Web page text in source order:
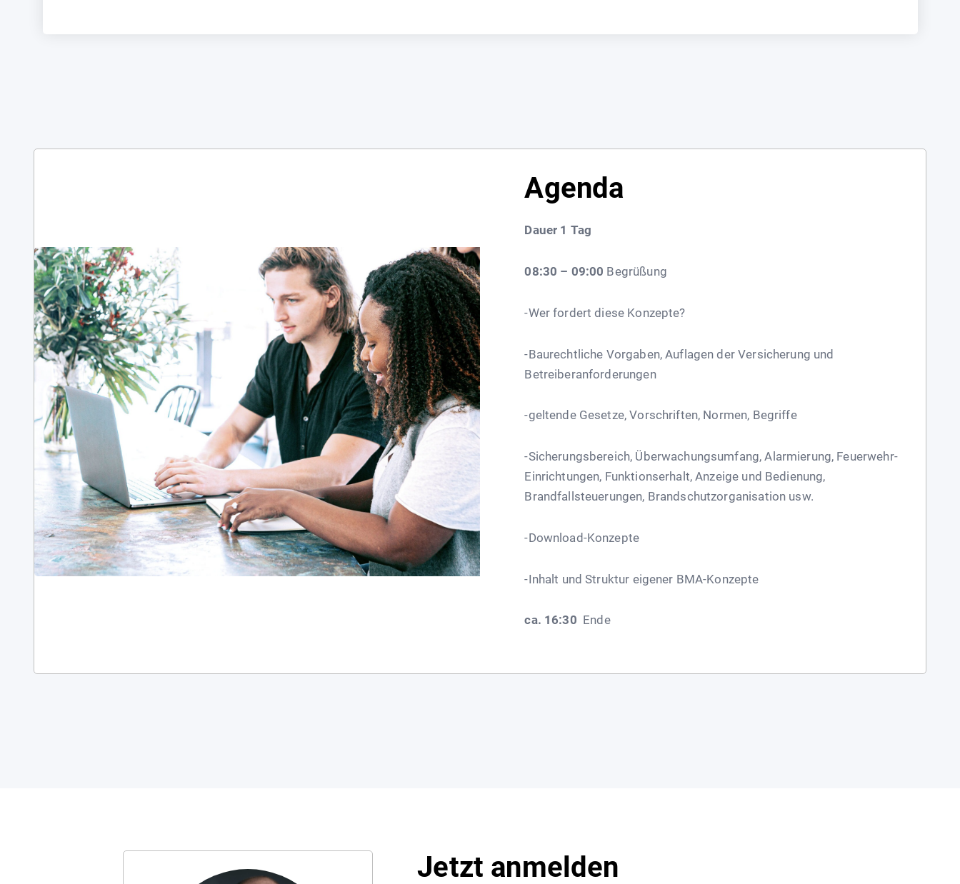
Agenda
Dauer 1 Tag
08:30 – 09:00 Begrüßung
-Wer fordert diese Konzepte?
-Baurechtliche Vorgaben, Auflagen der Versicherung und
Betreiberanforderungen
-geltende Gesetze, Vorschriften, Normen, Begriffe
-Sicherungsbereich, Überwachungsumfang, Alarmierung, Feuerwehr-
Einrichtungen, Funktionserhalt, Anzeige und Bedienung,
Brandfallsteuerungen, Brandschutzorganisation usw.
-Download-Konzepte
-Inhalt und Struktur eigener BMA-Konzepte
ca. 16:30 Ende
Jetzt anmelden